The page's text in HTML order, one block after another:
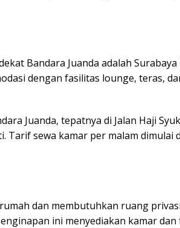
Bandara Juanda adalah Surabaya
dengan fasilitas lounge, teras,
Juanda, tepatnya di Jalan Haji
Tarif sewa kamar per malam dimulai
dan membutuhkan ruang
ini menyediakan kamar dan